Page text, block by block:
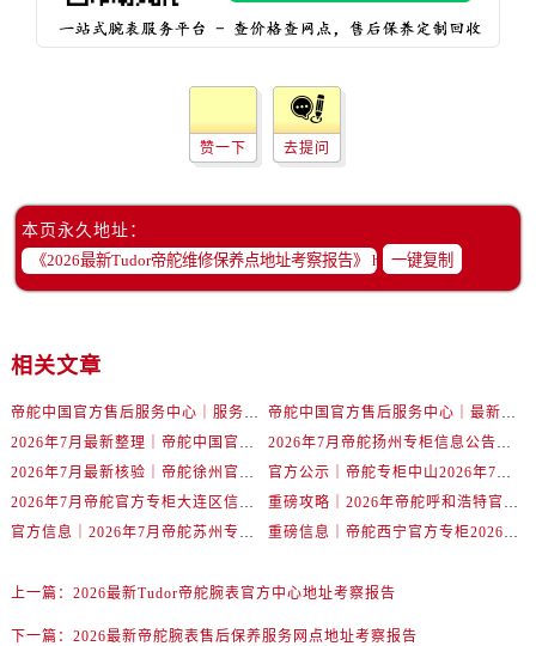
宁夏回族自治区吴忠市利通区开元大道帝舵售后服务中心（需提前预约）
青海省海南藏族自治州共和县青海湖大街帝舵售后服务中心（需提前预约）
青海省海西蒙古族藏族自治州德令哈市柴达木路帝舵售后服务中心（需提前预约）
青海省黄南藏族自治州同仁市德合隆路帝舵售后服务中心（需提前预约）
青海省西宁市城西区海湖新区西关大道帝舵售后服务中心（需提前预约）
赞一下 去提问
本页永久地址：
一键复制
相关文章
帝舵中国官方售后服务中心｜服务热线及全部维修详细地址权威信息声明（2026年7月最新）
帝舵中国官方售后服务中心｜最新网点地址及电话权威信息通告（2026年7月最新）
2026年7月最新整理｜帝舵中国官方专柜名录及湖州客户服务电话，一篇看懂！
2026年7月帝舵扬州专柜信息公告｜客户服务热线核验结果与门店汇总
2026年7月最新核验｜帝舵徐州官方专柜客户服务电话与专柜服务信息公示
官方公示｜帝舵专柜中山2026年7月最新客户服务电话及专柜攻略
2026年7月帝舵官方专柜大连区信息公告｜客服服务热线权威指南
重磅攻略｜2026年帝舵呼和浩特官方专柜服务热线及客户专柜信息
官方信息｜2026年7月帝舵苏州专柜客服热线，专柜服务全攻略
重磅信息｜帝舵西宁官方专柜2026年7月客服电话与门店信息
上一篇： 2026最新Tudor帝舵腕表官方中心地址考察报告
下一篇： 2026最新帝舵腕表售后保养服务网点地址考察报告